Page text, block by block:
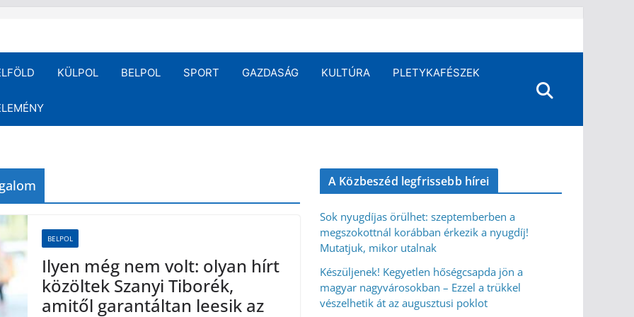
KÜLPOL BELPOL SPORT GAZDASÁG KULTÚRA PLETYKAFÉSZEK
BELPOL
Ilyen még nem volt: olyan hírt
közöltek Szanyi Tiborék,
amitől garantáltan leesik az
A Közbeszéd legfrissebb hírei
Sok nyugdíjas örülhet: szeptemberben a
megszokottnál korábban érkezik a nyugdíj!
Mutatjuk, mikor utalnak
Készüljenek! Kegyetlen hőségcsapda jön a
magyar nagyvárosokban – Ezzel a trükkel
vészelhetik át az augusztusi poklot